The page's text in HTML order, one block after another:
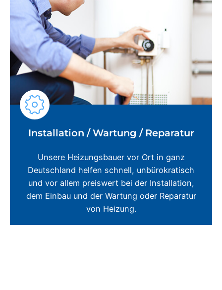
Installation / Wartung / Reparatur
Unsere Heizungsbauer vor Ort in ganz
Deutschland helfen schnell, unbürokratisch
und vor allem preiswert bei der Installation,
dem Einbau und der Wartung oder Reparatur
von Heizung.